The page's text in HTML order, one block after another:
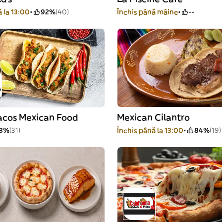
la 13:00 92%(40) Închis până mâine --
Mexican Food
(31)
Mexican Cilantro
Închis până la 13:00 84%(19)